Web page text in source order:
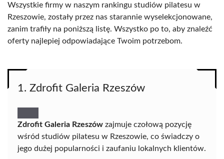
Wszystkie firmy w naszym rankingu studiów pilatesu w
Rzeszowie, zostały przez nas starannie wyselekcjonowane,
zanim trafiły na poniższą listę. Wszystko po to, aby znaleźć
oferty najlepiej odpowiadające Twoim potrzebom.
1. Zdrofit Galeria Rzeszów
Zdrofit Galeria Rzeszów zajmuje czołową pozycję
wśród studiów pilatesu w Rzeszowie, co świadczy o
jego dużej popularności i zaufaniu lokalnych klientów.